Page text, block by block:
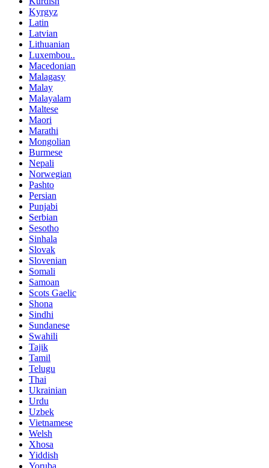
Kyrgyz
Latin
Latvian
Lithuanian
Luxembou..
Macedonian
Malagasy
Malay
Malayalam
Maltese
Maori
Marathi
Mongolian
Burmese
Nepali
Norwegian
Pashto
Persian
Punjabi
Serbian
Sesotho
Sinhala
Slovak
Slovenian
Somali
Samoan
Scots Gaelic
Shona
Sindhi
Sundanese
Swahili
Tajik
Tamil
Telugu
Thai
Ukrainian
Urdu
Uzbek
Vietnamese
Welsh
Xhosa
Yiddish
Yoruba